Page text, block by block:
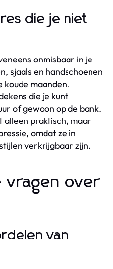
die je niet
onmisbaar in je
sjaals en handschoenen
koude maanden.
die je kunt
of gewoon op de bank.
alleen praktisch, maar
omdat ze in
verkrijgbaar zijn.
vragen over
van